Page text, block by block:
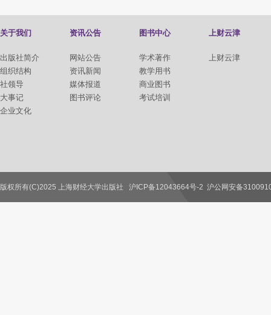
关于我们
出版社简介
组织结构
社领导
大事记
企业文化
资讯公告
网站公告
资讯新闻
媒体报道
图书评论
图书中心
学术著作
教学用书
商业图书
考试培训
上财云津
上财云津
联系我们
版权所有(C)2025 上海财经大学出版社 沪ICP备12043664号-2 沪公网安备